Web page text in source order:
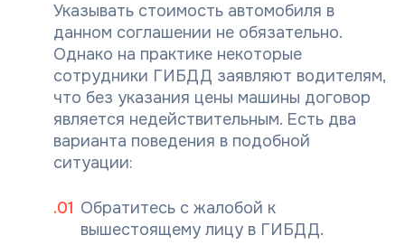
Указывать стоимость автомобиля в
данном соглашении не обязательно.
Однако на практике некоторые
сотрудники ГИБДД заявляют водителям,
что без указания цены машины договор
является недействительным. Есть два
варианта поведения в подобной
ситуации:
Обратитесь с жалобой к
вышестоящему лицу в ГИБДД.